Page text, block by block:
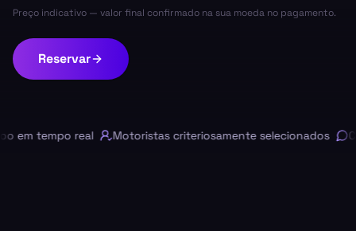
Preço indicativo — valor final confirmado na sua moeda no pagamento.
Reservar
em tempo real Motoristas criteriosamente selecionados